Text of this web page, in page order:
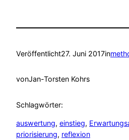
Veröffentlicht27. Juni 2017in
vonJan-Torsten Kohrs
Schlagwörter:
auswertung, einstieg,
priorisierung, reflexion